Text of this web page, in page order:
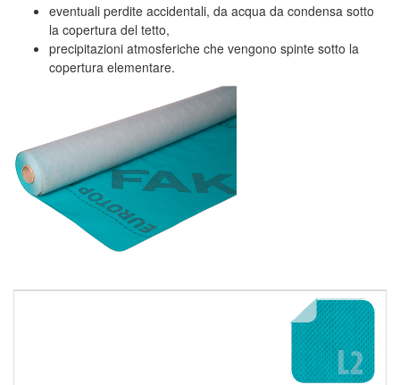
eventuali perdite accidentali, da acqua da condensa sotto
la copertura del tetto,
precipitazioni atmosferiche che vengono spinte sotto la
copertura elementare.